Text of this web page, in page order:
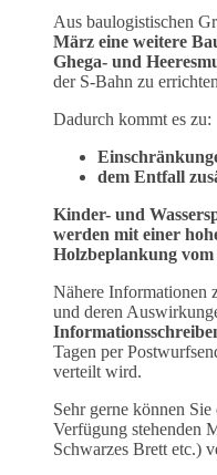
Aus baulogistischen
März eine weitere
Ghega- und
der S‑Bahn zu
Dadurch kommt es zu:
dem Entfall
Kinder- und
werden mit einer
Holzbeplankung
Nähere Informationen
und deren
Tagen per
verteilt wird.
Sehr gerne können
Verfügung stehenden
Schwarzes Brett etc.)